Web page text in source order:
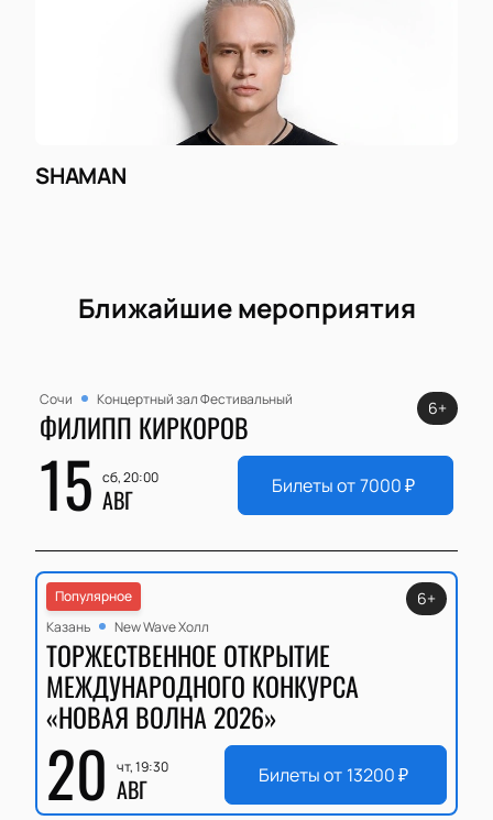
SHAMAN
Ближайшие мероприятия
Сочи Концертный зал Фестивальный
ФИЛИПП КИРКОРОВ
15 сб, 20:00
АВГ
6+
Билеты от7000₽
Популярное
Казань
New Wave Холл
ТОРЖЕСТВЕННОЕ ОТКРЫТИЕ
МЕЖДУНАРОДНОГО КОНКУРСА
«НОВАЯ ВОЛНА 2026»
20 чт, 19:30
АВГ
6+
Билеты от 13200₽